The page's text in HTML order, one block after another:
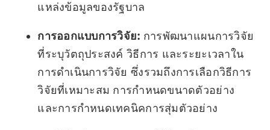
แหล่งข้อมูลของรัฐบาล
การออกแบบการวิจัย: การพัฒนาแผนการวิจัย
ที่ระบุวัตถุประสงค์ วิธีการ และระยะเวลาใน
การดำเนินการวิจัย ซึ่งรวมถึงการเลือกวิธีการ
วิจัยที่เหมาะสม การกำหนดขนาดตัวอย่าง
และการกำหนดเทคนิคการสุ่มตัวอย่าง